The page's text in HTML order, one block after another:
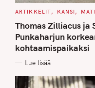
C
T
E
G
O
R
I
S
ARTIKKELIT KANSI
Thomas Zilliacus ja
Punkaharjun
kohtaamispaikaksi
Lue lisää